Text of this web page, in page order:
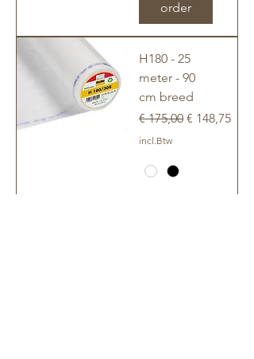
order
H180 - 25
meter - 90
cm breed
Normale prijs
€ 175,00 Verkoopprijs
€ 148,75
incl.Btw